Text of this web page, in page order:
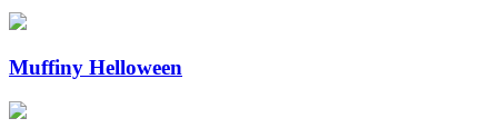
Muffiny Helloween